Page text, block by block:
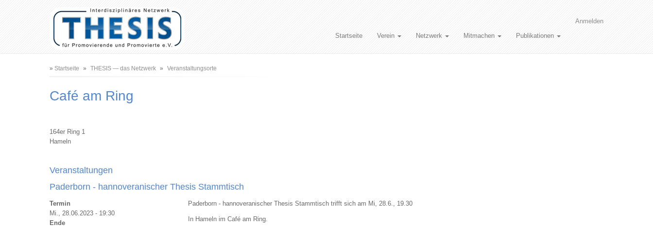
Benutzermenü
Anmelden
Hauptnavigation
Startseite Verein Netzwerk Mitmachen Publikationen
Pfadnavigation
Startseite THESIS — das Netzwerk Veranstaltungsorte
Café am Ring
164er Ring 1
Hameln
Veranstaltungen
Paderborn - hannoveranischer Thesis Stammtisch
Termin
Mi., 28.06.2023 - 19:30
Ende
Paderborn - hannoveranischer Thesis Stammtisch trifft sich am Mi, 28.6., 19.30
In Hameln im Café am Ring.